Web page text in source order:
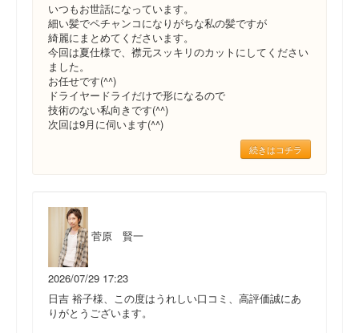
いつもお世話になっています。
細い髪でペチャンコになりがちな私の髪ですが
綺麗にまとめてくださいます。
今回は夏仕様で、襟元スッキリのカットにしてください
ました。
お任せです(^^)
ドライヤードライだけで形になるので
技術のない私向きです(^^)
次回は9月に伺います(^^)
続きはコチラ
菅原 賢一
2026/07/29 17:23
日吉 裕子様、この度はうれしい口コミ、高評価誠にあ
りがとうございます。